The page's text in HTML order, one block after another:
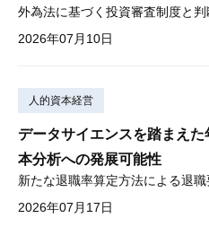
外為法に基づく投資審査制度と判
2026年07月10日
人的資本経営
データサイエンスを踏まえ
本分析への発展可能性
新たな退職率算定方法による退
2026年07月17日